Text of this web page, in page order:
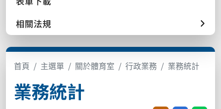
相關法規
首頁 主選單 關於體育室 行政業務 業務統計
業務統計